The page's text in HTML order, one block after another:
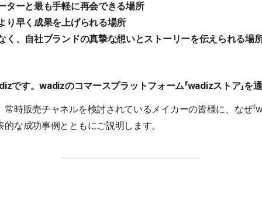
ターと最も手軽に再会できる場所
り早く成果を上げられる場所
、自社ブランドの真摯な想いとストーリーを伝えられる場
です。wadizのコマースプラットフォーム「wadizストア」を
時販売チャネルを検討されているメイカーの皆様に、なぜ「
な成功事例とともにご説明します。